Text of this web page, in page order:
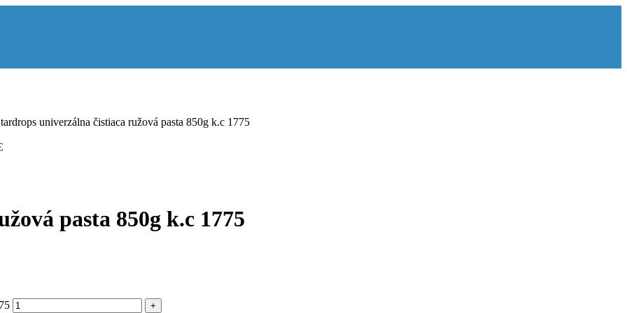
univerzálna čistiaca ružová pasta 850g k.c 1775
pasta 850g k.c 1775